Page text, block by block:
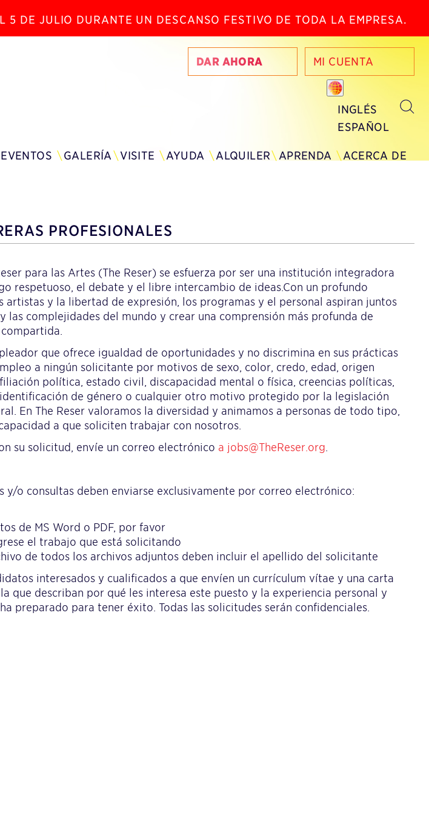
DE JULIO DURANTE UN DESCANSO FESTIVO DE TODA LA EMPRESA.
DAR AHORA MI CUENTA
INGLÉS
ESPAÑOL
EVENTOS GALERÍA VISITE AYUDA ALQUILER APRENDA ACERCA DE
PROFESIONALES
para las Artes (The Reser) se esfuerza por ser una institución integradora
respetuoso, el debate y el libre intercambio de ideas.Con un profundo
artistas y la libertad de expresión, los programas y el personal aspiran juntos
las complejidades del mundo y crear una comprensión más profunda de
que ofrece igualdad de oportunidades y no discrimina en sus prácticas
a ningún solicitante por motivos de sexo, color, credo, edad, origen
política, estado civil, discapacidad mental o física, creencias políticas,
de género o cualquier otro motivo protegido por la legislación
En The Reser valoramos la diversidad y animamos a personas de todo tipo,
a que soliciten trabajar con nosotros.
su solicitud, envíe un correo electrónico a jobs@TheReser.org
y/o consultas deben enviarse exclusivamente por correo electrónico:
de MS Word o PDF, por favor
el trabajo que está solicitando
de todos los archivos adjuntos deben incluir el apellido del solicitante
interesados y cualificados a que envíen un currículum vítae y una carta
que describan por qué les interesa este puesto y la experiencia personal y
preparado para tener éxito. Todas las solicitudes serán confidenciales.